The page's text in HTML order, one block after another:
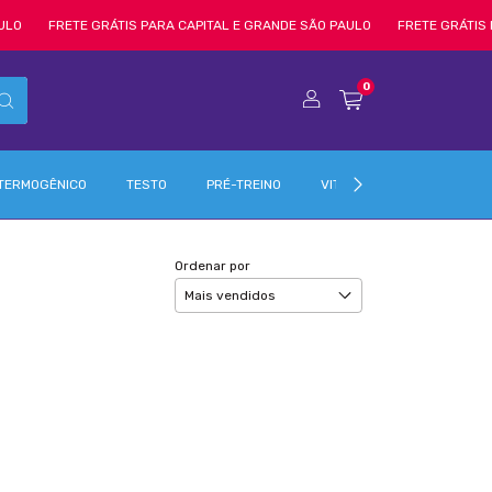
FRETE GRÁTIS PARA CAPITAL E GRANDE SÃO PAULO FRETE GRÁTIS PARA
0
TESTO PRÉ-TREINO VITAMINAS & MINERAIS
Ordenar por